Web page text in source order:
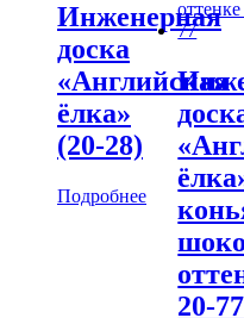
Инженерная
доска
«Английская
ёлка»
(20-28)
Подробнее
20-77